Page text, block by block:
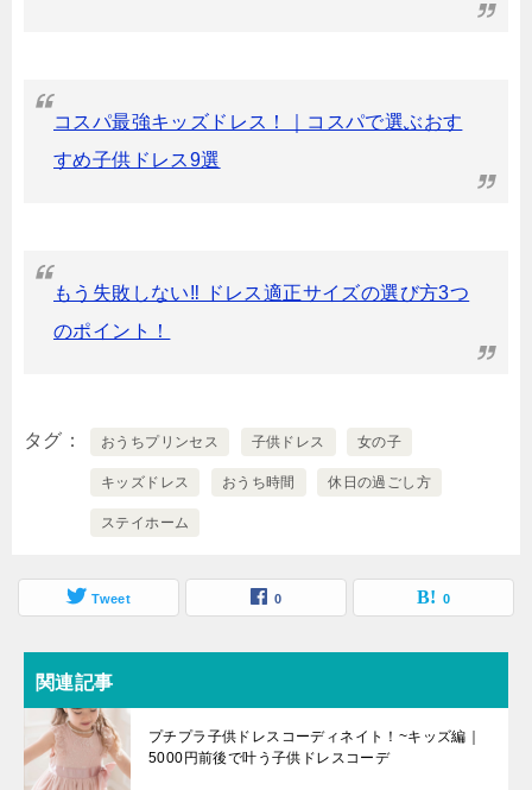
コスパ最強キッズドレス！｜コスパで選ぶおす
すめ子供ドレス9選
もう失敗しない‼︎ ドレス適正サイズの選び方3つ
のポイント！
タグ おうちプリンセス 子供ドレス 女の子
キッズドレス おうち時間 休日の過ごし方
ステイホーム
Tweet 0 0
関連記事
プチプラ子供ドレスコーディネイト！~キッズ編｜
5000円前後で叶う子供ドレスコーデ